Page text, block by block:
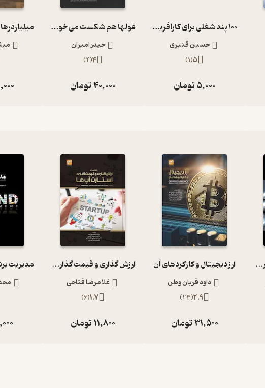
100 پند شغلی برای کارافرینان
حسین قنبری
5
(
1
)
5,000تومان
غولها هم شکست می خورند
حیدر امیران
4
(
4
)
40,000تومان
آشنایی با نحوه شکل گیری و مدیریت شرکت های هلدینگ جلد 8 ارز دیجیتال و کارکردهای آن
داود قربان وطن
2.9
(
23
)
31,500تومان
ارزش گذاری و قیمت گذاری استارت آپ ها
غلامرضا فتاحی
1.7
(
6
)
11,800تومان